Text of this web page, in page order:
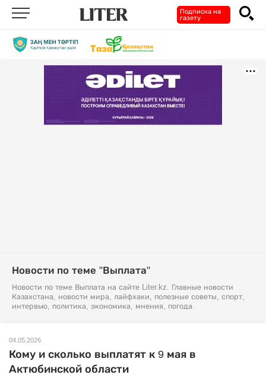
Подписка на
газету
Новости по теме "Выплата"
Новости по теме Выплата на сайте Liter.kz. Главные новости
Казахстана, новости мира, лайфхаки, полезные советы, спорт,
интервью, политика, экономика, мнения, погода.
04.05.2026
Кому и сколько выплатят к 9 мая в
Актюбинской области